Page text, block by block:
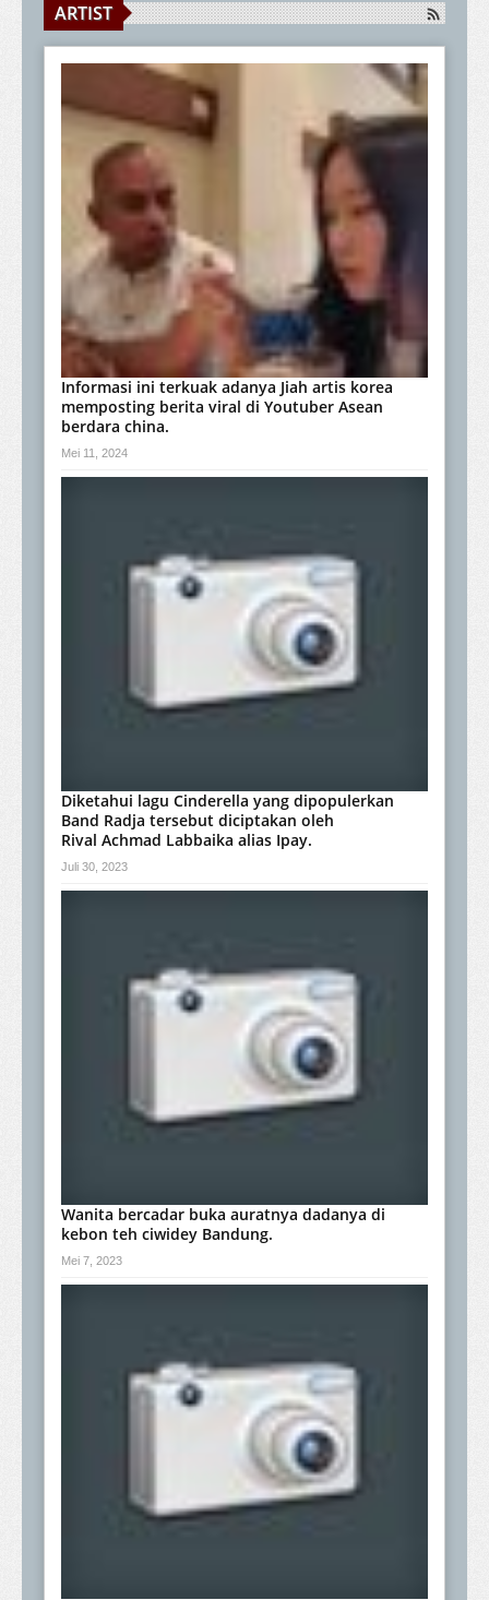
ARTIST
Informasi ini terkuak adanya Jiah artis korea
memposting berita viral di Youtuber Asean
berdara china.
Mei 11, 2024
Diketahui lagu Cinderella yang dipopulerkan
Band Radja tersebut diciptakan oleh
Rival Achmad Labbaika alias Ipay.
Juli 30, 2023
Wanita bercadar buka auratnya dadanya di
kebon teh ciwidey Bandung.
Mei 7, 2023